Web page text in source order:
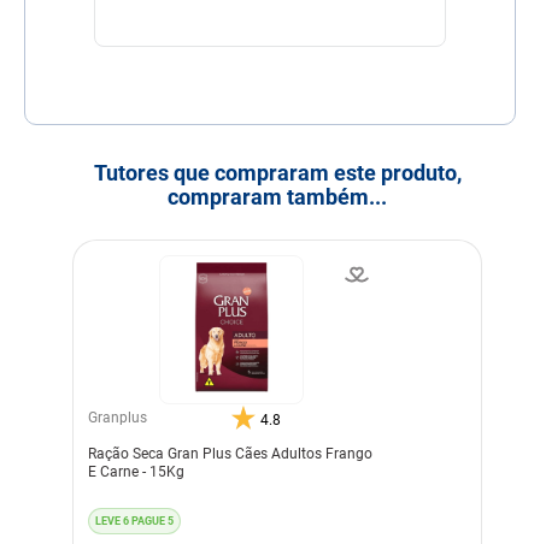
Tutores que compraram este produto,
compraram também...
Granplus 4.8
Ração Seca Gran Plus Cães Adultos Frango
E Carne - 15Kg
LEVE 6 PAGUE 5